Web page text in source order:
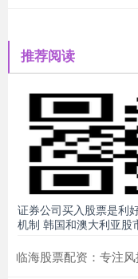
推荐阅读
证券公司买入股票是利
机制 韩国和澳大利亚股
临海股票配资：专注